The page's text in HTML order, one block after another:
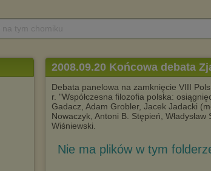
2008.09.20 Końcowa debata
Debata panelowa na zamknięcie VIII
r. "Współczesna filozofia polska:
Gadacz, Adam Grobler, Jacek Jadacki
Nowaczyk, Antoni B. Stępień,
Wiśniewski.
Nie ma plików w tym